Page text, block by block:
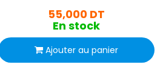
55,000 DT
En stock
Ajouter au panier